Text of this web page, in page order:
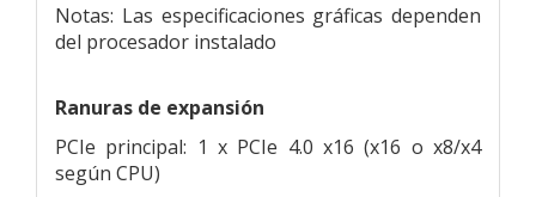
Notas: Las especificaciones gráficas dependen
del procesador instalado
Ranuras de expansión
PCIe principal: 1 x PCIe 4.0 x16 (x16 o x8/x4
según CPU)